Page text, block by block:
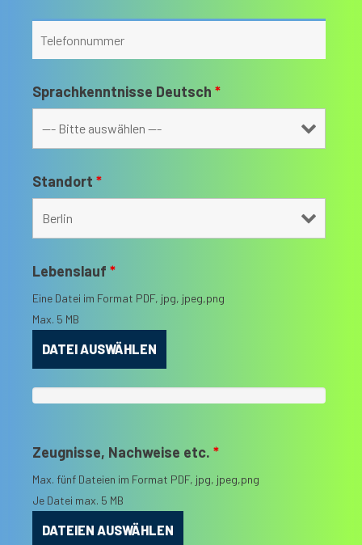
Sprachkenntnisse Deutsch *
Standort *
Lebenslauf *
DATEI AUSWÄHLEN
Eine Datei im Format PDF, jpg, jpeg,png
Max. 5 MB
Zeugnisse, Nachweise etc. *
DATEIEN AUSWÄHLEN
Max. fünf Dateien im Format PDF, jpg, jpeg,png
Je Datei max. 5 MB